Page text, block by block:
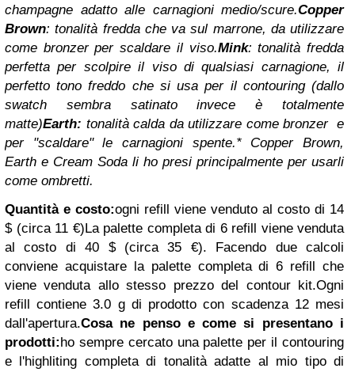
champagne adatto alle carnagioni medio/scure.Copper
Brown: tonalità fredda che va sul marrone, da utilizzare
come bronzer per scaldare il viso.Mink: tonalità fredda
perfetta per scolpire il viso di qualsiasi carnagione, il
perfetto tono freddo che si usa per il contouring (dallo
swatch sembra satinato invece è totalmente
matte)Earth: tonalità calda da utilizzare come bronzer e
per "scaldare" le carnagioni spente.* Copper Brown,
Earth e Cream Soda li ho presi principalmente per usarli
come ombretti.
Quantità e costo:ogni refill viene venduto al costo di 14
$ (circa 11 €)La palette completa di 6 refill viene venduta
al costo di 40 $ (circa 35 €). Facendo due calcoli
conviene acquistare la palette completa di 6 refill che
viene venduta allo stesso prezzo del contour kit.Ogni
refill contiene 3.0 g di prodotto con scadenza 12 mesi
dall'apertura.Cosa ne penso e come si presentano i
prodotti:ho sempre cercato una palette per il contouring
e l'highliting completa di tonalità adatte al mio tipo di